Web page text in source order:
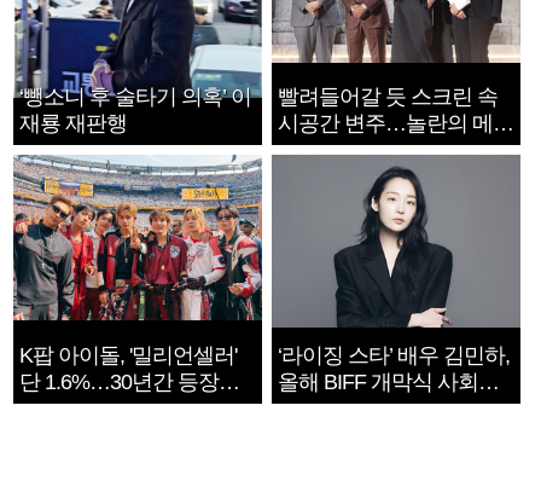
‘뺑소니 후 술타기 의혹’ 이
재룡 재판행
빨려들어갈 듯 스크린 속
시공간 변주…놀란의 메시
지는 ‘전쟁 속죄’
K팝 아이돌, '밀리언셀러'
단 1.6%…30년간 등장
1182개팀 전수조사
‘라이징 스타’ 배우 김민하,
올해 BIFF 개막식 사회자
확정